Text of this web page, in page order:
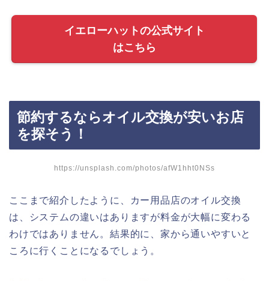
イエローハットの公式サイト
はこちら
節約するならオイル交換が安いお店
を探そう！
https://unsplash.com/photos/afW1hht0NSs
ここまで紹介したように、カー用品店のオイル交換
は、システムの違いはありますが料金が大幅に変わる
わけではありません。結果的に、家から通いやすいと
ころに行くことになるでしょう。